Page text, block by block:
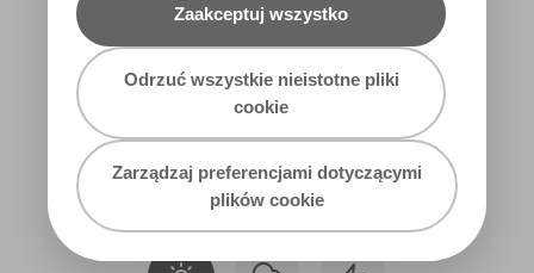
Zaakceptuj wszystko
Odrzuć wszystkie nieistotne pliki
cookie
Zarządzaj preferencjami dotyczącymi
plików cookie
Światło dzienne